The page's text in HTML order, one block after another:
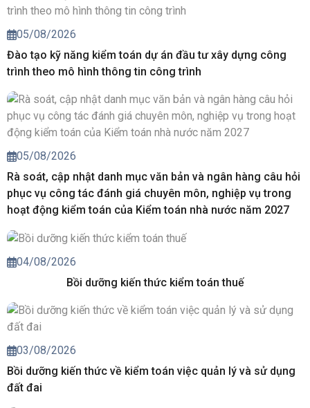
05/08/2026
Đào tạo kỹ năng kiểm toán dự án đầu tư xây dựng công
trình theo mô hình thông tin công trình
05/08/2026
Rà soát, cập nhật danh mục văn bản và ngân hàng câu hỏi
phục vụ công tác đánh giá chuyên môn, nghiệp vụ trong
hoạt động kiểm toán của Kiểm toán nhà nước năm 2027
04/08/2026
Bồi dưỡng kiến thức kiểm toán thuế
03/08/2026
Bồi dưỡng kiến thức về kiểm toán việc quản lý và sử dụng
đất đai